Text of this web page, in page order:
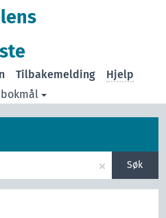
Tilbakemelding Hjelp
× Søk